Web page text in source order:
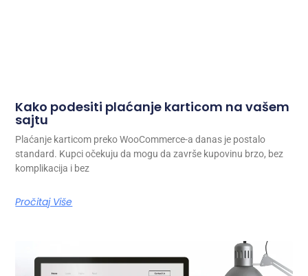
Kako podesiti plaćanje karticom na vašem
sajtu
Plaćanje karticom preko WooCommerce-a danas je postalo
standard. Kupci očekuju da mogu da završe kupovinu brzo, bez
komplikacija i bez
Pročitaj Više